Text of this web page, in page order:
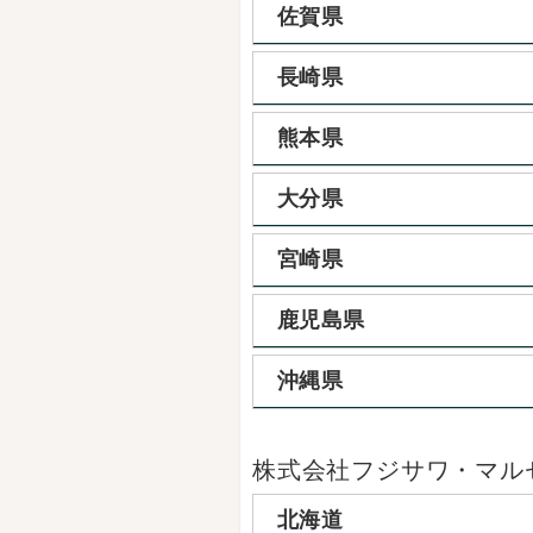
佐賀県
長崎県
熊本県
大分県
宮崎県
鹿児島県
沖縄県
株式会社フジサワ・マル
北海道